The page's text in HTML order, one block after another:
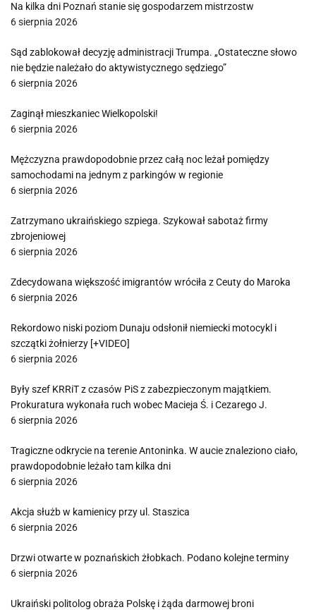
Na kilka dni Poznań stanie się gospodarzem mistrzostw
6 sierpnia 2026
Sąd zablokował decyzję administracji Trumpa. „Ostateczne słowo
nie będzie należało do aktywistycznego sędziego”
6 sierpnia 2026
Zaginął mieszkaniec Wielkopolski!
6 sierpnia 2026
Mężczyzna prawdopodobnie przez całą noc leżał pomiędzy
samochodami na jednym z parkingów w regionie
6 sierpnia 2026
Zatrzymano ukraińskiego szpiega. Szykował sabotaż firmy
zbrojeniowej
6 sierpnia 2026
Zdecydowana większość imigrantów wróciła z Ceuty do Maroka
6 sierpnia 2026
Rekordowo niski poziom Dunaju odsłonił niemiecki motocykl i
szczątki żołnierzy [+VIDEO]
6 sierpnia 2026
Były szef KRRiT z czasów PiS z zabezpieczonym majątkiem.
Prokuratura wykonała ruch wobec Macieja Ś. i Cezarego J.
6 sierpnia 2026
Tragiczne odkrycie na terenie Antoninka. W aucie znaleziono ciało,
prawdopodobnie leżało tam kilka dni
6 sierpnia 2026
Akcja służb w kamienicy przy ul. Staszica
6 sierpnia 2026
Drzwi otwarte w poznańskich żłobkach. Podano kolejne terminy
6 sierpnia 2026
Ukraiński politolog obraża Polskę i żąda darmowej broni